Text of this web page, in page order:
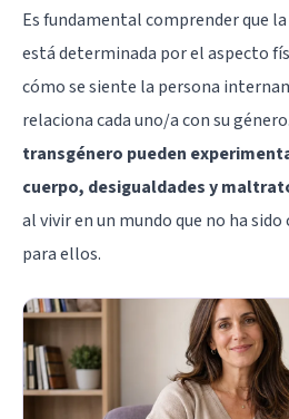
Es fundamental comprender que
está determinada por el aspecto
cómo se siente la persona
relaciona cada uno/a con su género.
transgénero pueden
cuerpo, desigualdades y
al vivir en un mundo que no ha
para ellos.